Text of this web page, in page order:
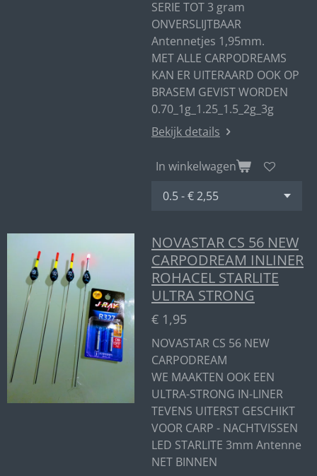
SERIE TOT 3 gram
ONVERSLIJTBAAR
Antennetjes 1,95mm.
MET ALLE CARPODREAMS
KAN ER UITERAARD OOK OP
BRASEM GEVIST WORDEN
0.70_1g_1.25_1.5_2g_3g
Bekijk details
In winkelwagen
NOVASTAR CS 56 NEW
CARPODREAM INLINER
ROHACEL STARLITE
ULTRA STRONG
€ 1,95
NOVASTAR CS 56 NEW
CARPODREAM
WE MAAKTEN OOK EEN
ULTRA-STRONG IN-LINER
TEVENS UITERST GESCHIKT
VOOR CARP - NACHTVISSEN
LED STARLITE 3mm Antenne
NET BINNEN